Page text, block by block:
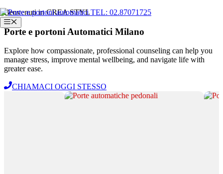
Vai
al
contenuto
Menu
Benvenuti in CREA STYL
Porte e portoni Automatici Milano
Explore how compassionate, professional counseling can help you
manage stress, improve mental wellbeing, and navigate life with
greater ease.
CHIAMACI OGGI STESSO